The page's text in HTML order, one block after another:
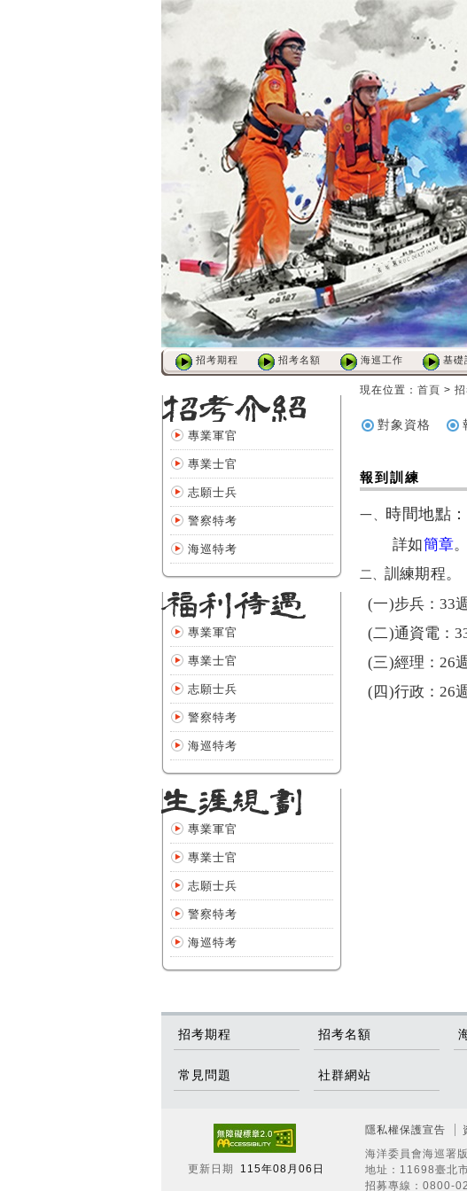
招考期程 招考名額 海巡工作 基礎
專業軍官
專業士官
志願士兵
警察特考
海巡特考
專業軍官
專業士官
志願士兵
警察特考
海巡特考
專業軍官
專業士官
志願士兵
警察特考
海巡特考
:::
現在位置 ： 首頁 >
對象資格
報到訓練
一、 時間地點：
詳如簡章。
二、訓練期程。
(一)步兵：33
(二)通資電：
(三)經理：26
(四)行政：26
招考期程 招考名額
常見問題 社群網站
更新日期 115年08月06日
隱私權保護宣告
海洋委員會海巡署
地址：11698臺北
招募專線：0800-